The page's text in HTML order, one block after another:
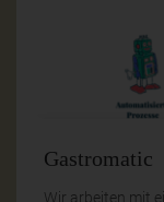
Gastromatic
Wir arbeiten mit